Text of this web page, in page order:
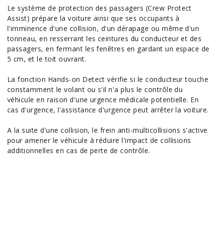
Le système de protection des passagers (Crew Protect
Assist) prépare la voiture ainsi que ses occupants à
l'imminence d'une collision, d'un dérapage ou même d'un
tonneau, en resserrant les ceintures du conducteur et des
passagers, en fermant les fenêtres en gardant un espace de
5 cm, et le toit ouvrant.
La fonction Hands-on Detect vérifie si le conducteur touche
constamment le volant ou s'il n'a plus le contrôle du
véhicule en raison d'une urgence médicale potentielle. En
cas d'urgence, l'assistance d'urgence peut arrêter la voiture.
A la suite d'une collision, le frein anti-multicollisions s'active
pour amener le véhicule à réduire l'impact de collisions
additionnelles en cas de perte de contrôle.